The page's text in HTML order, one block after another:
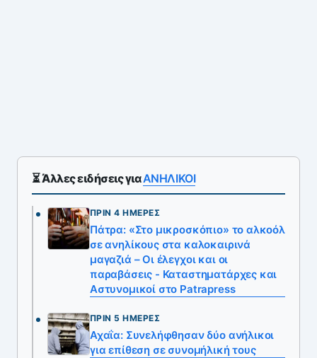
⏳ Άλλες ειδήσεις γιαΑΝΗΛΙΚΟΙ
ΠΡΙΝ 4 ΗΜΈΡΕΣ
Πάτρα: «Στο μικροσκόπιο» το αλκοόλ
σε ανηλίκους στα καλοκαιρινά
μαγαζιά – Οι έλεγχοι και οι
παραβάσεις - Καταστηματάρχες και
Αστυνομικοί στο Patrapress
ΠΡΙΝ 5 ΗΜΈΡΕΣ
Αχαΐα: Συνελήφθησαν δύο ανήλικοι
για επίθεση σε συνομήλική τους